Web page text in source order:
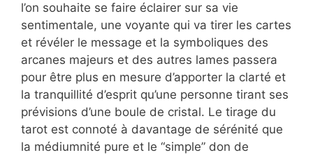
l’on souhaite se faire éclairer sur sa vie
sentimentale, une voyante qui va tirer les cartes
et révéler le message et la symboliques des
arcanes majeurs et des autres lames passera
pour être plus en mesure d’apporter la clarté et
la tranquillité d’esprit qu’une personne tirant ses
prévisions d’une boule de cristal. Le tirage du
tarot est connoté à davantage de sérénité que
la médiumnité pure et le “simple” don de